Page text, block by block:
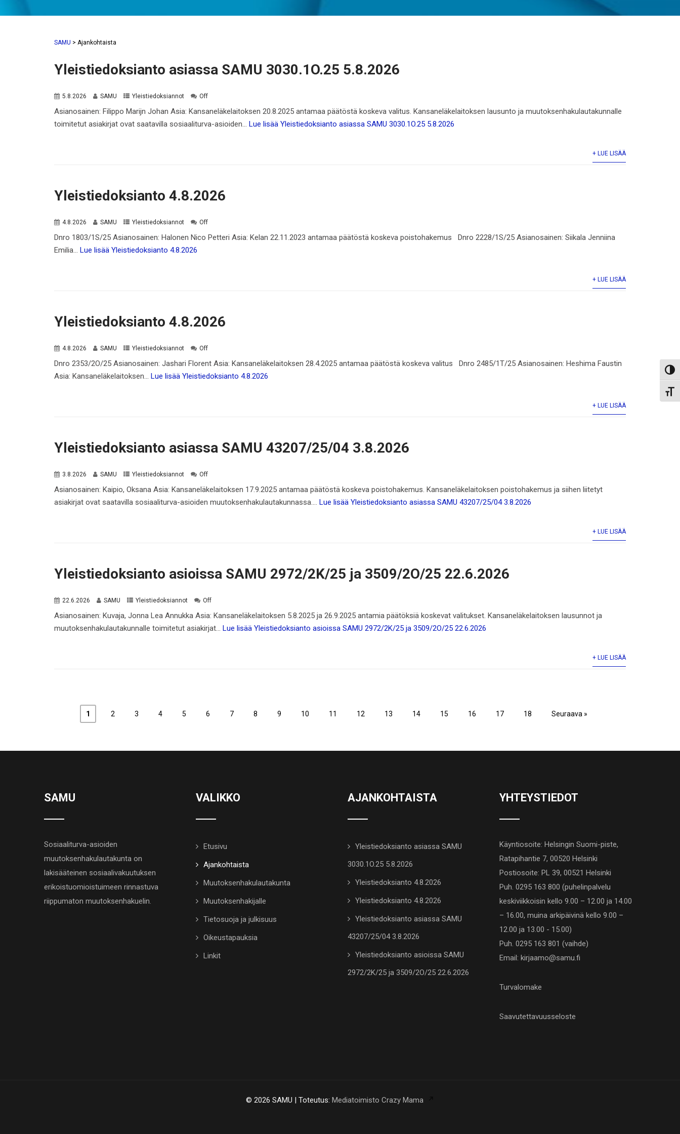
SAMU > Ajankohtaista
Yleistiedoksianto asiassa SAMU 3030.1O.25 5.8.2026
5.8.2026 SAMU Yleistiedoksiannot Off
Asianosainen: Filippo Marijn Johan Asia: Kansaneläkelaitoksen 20.8.2025 antamaa päätöstä koskeva valitus. Kansaneläkelaitoksen lausunto ja muutoksenhakulautakunnalle
toimitetut asiakirjat ovat saatavilla sosiaaliturva-asioiden… Lue lisää Yleistiedoksianto asiassa SAMU 3030.1O.25 5.8.2026
+ LUE LISÄÄ
Yleistiedoksianto 4.8.2026
4.8.2026 SAMU Yleistiedoksiannot Off
Dnro 1803/1S/25 Asianosainen: Halonen Nico Petteri Asia: Kelan 22.11.2023 antamaa päätöstä koskeva poistohakemus Dnro 2228/1S/25 Asianosainen: Siikala Jenniina
Emilia… Lue lisää Yleistiedoksianto 4.8.2026
+ LUE LISÄÄ
Yleistiedoksianto 4.8.2026
4.8.2026 SAMU Yleistiedoksiannot Off
Dnro 2353/2O/25 Asianosainen: Jashari Florent Asia: Kansaneläkelaitoksen 28.4.2025 antamaa päätöstä koskeva valitus Dnro 2485/1T/25 Asianosainen: Heshima Faustin
Asia: Kansaneläkelaitoksen… Lue lisää Yleistiedoksianto 4.8.2026
+ LUE LISÄÄ
Yleistiedoksianto asiassa SAMU 43207/25/04 3.8.2026
3.8.2026 SAMU Yleistiedoksiannot Off
Asianosainen: Kaipio, Oksana Asia: Kansaneläkelaitoksen 17.9.2025 antamaa päätöstä koskeva poistohakemus. Kansaneläkelaitoksen poistohakemus ja siihen liitetyt
asiakirjat ovat saatavilla sosiaaliturva-asioiden muutoksenhakulautakunnassa.… Lue lisää Yleistiedoksianto asiassa SAMU 43207/25/04 3.8.2026
+ LUE LISÄÄ
Yleistiedoksianto asioissa SAMU 2972/2K/25 ja 3509/2O/25 22.6.2026
22.6.2026 SAMU Yleistiedoksiannot Off
Asianosainen: Kuvaja, Jonna Lea Annukka Asia: Kansaneläkelaitoksen 5.8.2025 ja 26.9.2025 antamia päätöksiä koskevat valitukset. Kansaneläkelaitoksen lausunnot ja
muutoksenhakulautakunnalle toimitetut asiakirjat… Lue lisää Yleistiedoksianto asioissa SAMU 2972/2K/25 ja 3509/2O/25 22.6.2026
+ LUE LISÄÄ
1 2 3 4 5 6 7 8 9 10 11 12 13 14 15 16 17 18 Seuraava »
SAMU
Sosiaaliturva-asioiden
muutoksenhakulautakunta on
lakisääteinen sosiaalivakuutuksen
erikoistuomioistuimeen rinnastuva
riippumaton muutoksenhakuelin.
VALIKKO
Etusivu
Ajankohtaista
Muutoksenhakulautakunta
Muutoksenhakijalle
Tietosuoja ja julkisuus
Oikeustapauksia
Linkit
AJANKOHTAISTA
Yleistiedoksianto asiassa SAMU
3030.1O.25 5.8.2026
Yleistiedoksianto 4.8.2026
Yleistiedoksianto 4.8.2026
Yleistiedoksianto asiassa SAMU
43207/25/04 3.8.2026
Yleistiedoksianto asioissa SAMU
2972/2K/25 ja 3509/2O/25 22.6.2026
YHTEYSTIEDOT
Käyntiosoite: Helsingin Suomi-piste,
Ratapihantie 7, 00520 Helsinki
Postiosoite: PL 39, 00521 Helsinki
Puh. 0295 163 800 (puhelinpalvelu
keskiviikkoisin kello 9.00 – 12.00 ja 14.00
– 16.00, muina arkipäivinä kello 9.00 –
12.00 ja 13.00 - 15.00)
Puh. 0295 163 801 (vaihde)
Email: kirjaamo@samu.fi
Turvalomake
Saavutettavuusseloste
© 2026 SAMU | Toteutus: Mediatoimisto Crazy Mama